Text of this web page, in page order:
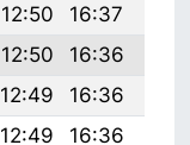
12:50 16:37
12:50 16:36
12:49 16:36
12:49 16:36